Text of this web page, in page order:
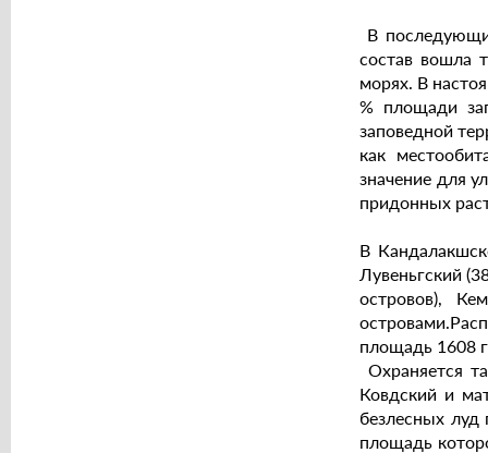
В
состав вошла
морях. В
% площади
заповедной
как
значение для
придонных
В
Лувеньгский
островов),
площадь 1608
Охраняется
Ковдский и
безлесных луд
площадь